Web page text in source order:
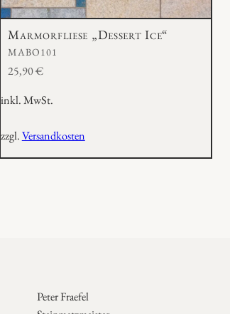
Marmorfliese „Dessert Ice“
MABO101
25,90€
inkl. MwSt.
zzgl.Versandkosten
Peter Fraefel